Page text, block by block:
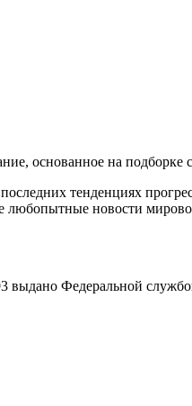
основанное на подборке
тенденциях
новости
Федеральной